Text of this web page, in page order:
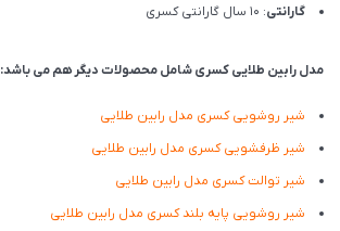
گارانتی: 10 سال گارانتی کسری
مدل رابین طلایی کسری شامل محصولات دیگر هم می باشد:
شیر روشویی کسری مدل رابین طلایی
شیر ظرفشویی کسری مدل رابین طلایی
شیر توالت کسری مدل رابین طلایی
شیر روشویی پایه بلند کسری مدل رابین طلایی